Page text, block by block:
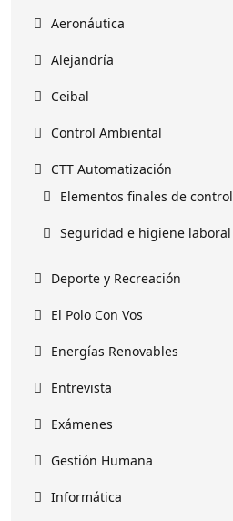
Aeronáutica
Alejandría
Ceibal
Control Ambiental
CTT Automatización
Elementos finales de control
Seguridad e higiene laboral
Deporte y Recreación
El Polo Con Vos
Energías Renovables
Entrevista
Exámenes
Gestión Humana
Informática